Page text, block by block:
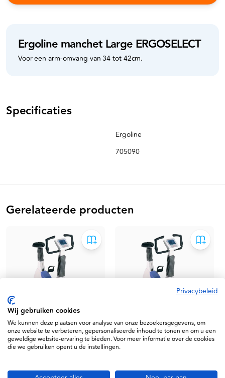
Ergoline manchet Large ERGOSELECT
Voor een arm-omvang van 34 tot 42cm.
Specificaties
Ergoline
705090
Gerelateerde producten
Art.nr.58606
Ergoline 200P
Art.nr.58607
Ergoline 200 P
Privacybeleid
Wij gebruiken cookies
We kunnen deze plaatsen voor analyse van onze bezoekersgegevens, om
onze website te verbeteren, gepersonaliseerde inhoud te tonen en om u een
geweldige website-ervaring te bieden. Voor meer informatie over de cookies
die we gebruiken opent u de instellingen.